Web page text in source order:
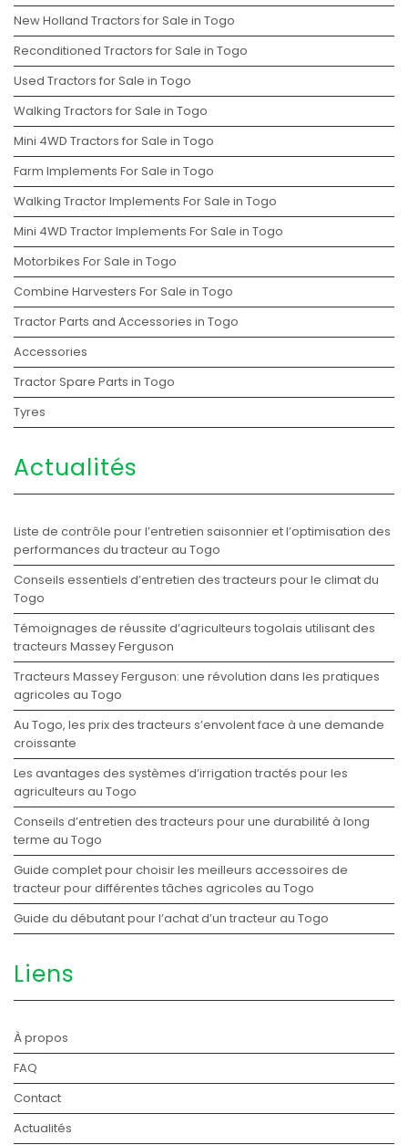
New Holland Tractors for Sale in Togo
Reconditioned Tractors for Sale in Togo
Used Tractors for Sale in Togo
Walking Tractors for Sale in Togo
Mini 4WD Tractors for Sale in Togo
Farm Implements For Sale in Togo
Walking Tractor Implements For Sale in Togo
Mini 4WD Tractor Implements For Sale in Togo
Motorbikes For Sale in Togo
Combine Harvesters For Sale in Togo
Tractor Parts and Accessories in Togo
Accessories
Tractor Spare Parts in Togo
Tyres
Actualités
Liste de contrôle pour l’entretien saisonnier et l’optimisation des
performances du tracteur au Togo
Conseils essentiels d’entretien des tracteurs pour le climat du
Togo
Témoignages de réussite d’agriculteurs togolais utilisant des
tracteurs Massey Ferguson
Tracteurs Massey Ferguson: une révolution dans les pratiques
agricoles au Togo
Au Togo, les prix des tracteurs s’envolent face à une demande
croissante
Les avantages des systèmes d’irrigation tractés pour les
agriculteurs au Togo
Conseils d’entretien des tracteurs pour une durabilité à long
terme au Togo
Guide complet pour choisir les meilleurs accessoires de
tracteur pour différentes tâches agricoles au Togo
Guide du débutant pour l’achat d’un tracteur au Togo
Liens
À propos
FAQ
Contact
Actualités